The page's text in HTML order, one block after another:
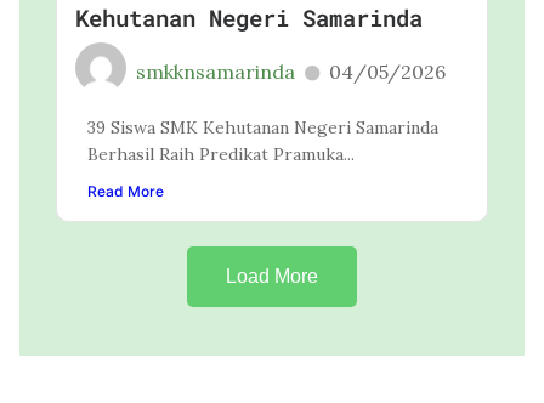
Kehutanan Negeri Samarinda
smkknsamarinda 04/05/2026
39 Siswa SMK Kehutanan Negeri Samarinda
Berhasil Raih Predikat Pramuka...
Read More
Load More